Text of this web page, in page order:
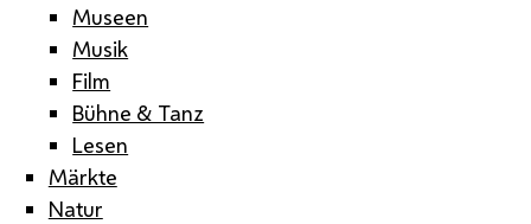
Museen
Musik
Film
Bühne & Tanz
Lesen
Märkte
Natur